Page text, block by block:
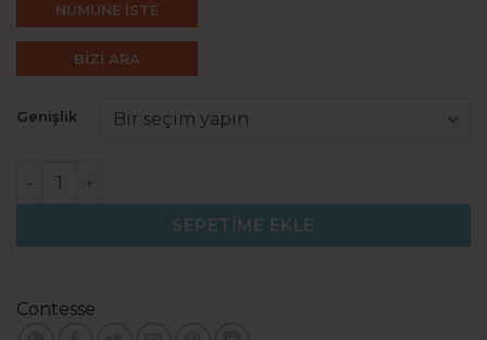
NUMUNE İSTE
BİZİ ARA
Genişlik
Lima Kırmızı adet
SEPETIME EKLE
Contesse